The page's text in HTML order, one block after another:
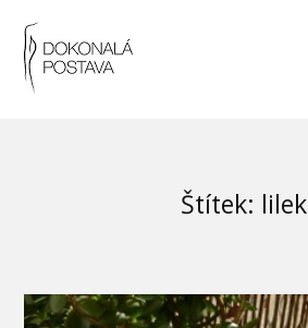
Štítek: lilek